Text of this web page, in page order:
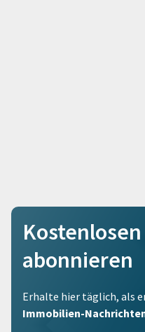
abonnieren
Erhalte hier täglich, als
Immobilien-